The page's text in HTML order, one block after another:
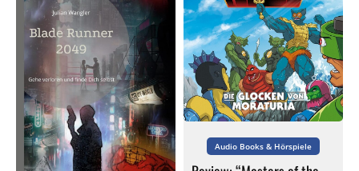
Audio Books & Hörspiele